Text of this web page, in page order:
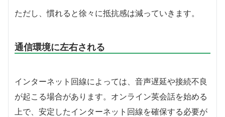
ただし、慣れると徐々に抵抗感は減っていきます。
通信環境に左右される
インターネット回線によっては、音声遅延や接続不良
が起こる場合があります。オンライン英会話を始める
上で、安定したインターネット回線を確保する必要が